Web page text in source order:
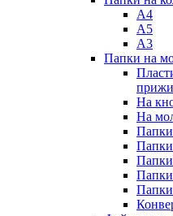
А4
А5
А3
Папки на
На
На
Папки